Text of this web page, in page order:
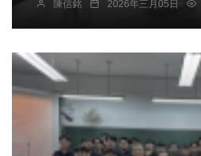
陳信銘 2026年三月05日